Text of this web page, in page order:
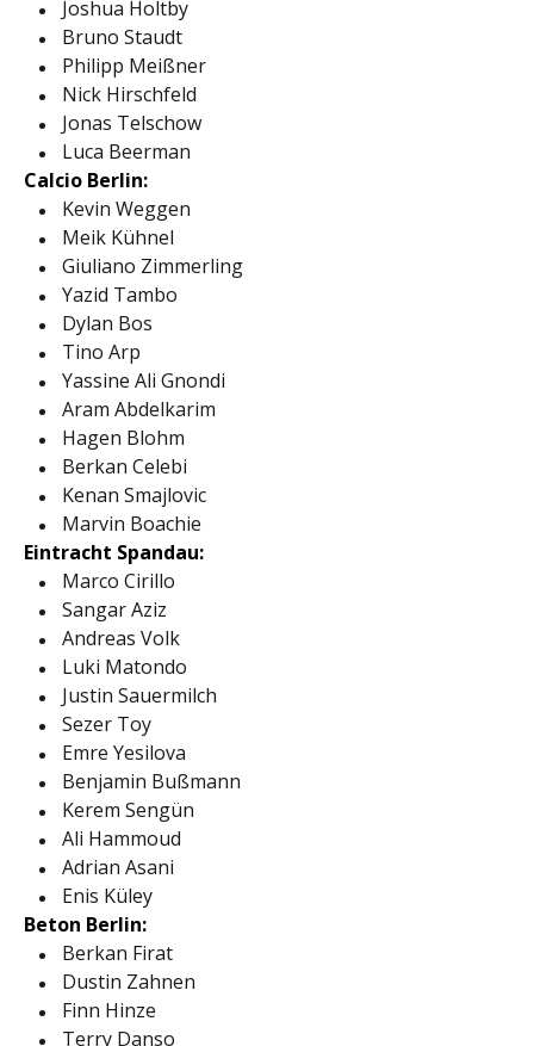
Joshua Holtby
Bruno Staudt
Philipp Meißner
Nick Hirschfeld
Jonas Telschow
Luca Beerman
Calcio Berlin:
Kevin Weggen
Meik Kühnel
Giuliano Zimmerling
Yazid Tambo
Dylan Bos
Tino Arp
Yassine Ali Gnondi
Aram Abdelkarim
Hagen Blohm
Berkan Celebi
Kenan Smajlovic
Marvin Boachie
Eintracht Spandau:
Marco Cirillo
Sangar Aziz
Andreas Volk
Luki Matondo
Justin Sauermilch
Sezer Toy
Emre Yesilova
Benjamin Bußmann
Kerem Sengün
Ali Hammoud
Adrian Asani
Enis Küley
Beton Berlin:
Berkan Firat
Dustin Zahnen
Finn Hinze
Terry Danso